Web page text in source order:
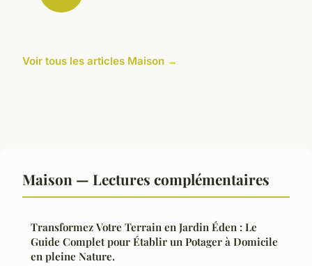
Voir tous les articles Maison →
Maison — Lectures complémentaires
Transformez Votre Terrain en Jardin Éden : Le
Guide Complet pour Établir un Potager à Domicile
en pleine Nature.